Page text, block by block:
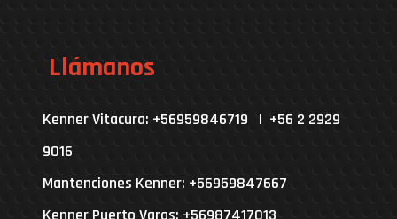
Llámanos
Kenner Vitacura: +56959846719 | +56 2 2929
9016
Mantenciones Kenner: +56959847667